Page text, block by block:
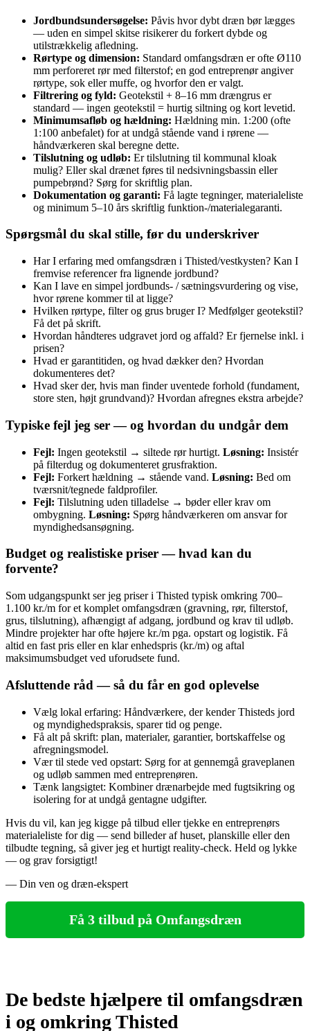
Jordbundsundersøgelse: Påvis hvor dybt dræn bør lægges
— uden en simpel skitse risikerer du forkert dybde og
utilstrækkelig afledning.
Rørtype og dimension: Standard omfangsdræn er ofte Ø110
mm perforeret rør med filterstof; en god entreprenør angiver
rørtype, sok eller muffe, og hvorfor den er valgt.
Filtrering og fyld: Geotekstil + 8–16 mm drængrus er
standard — ingen geotekstil = hurtig siltning og kort levetid.
Minimumsafløb og hældning: Hældning min. 1:200 (ofte
1:100 anbefalet) for at undgå stående vand i rørene —
håndværkeren skal beregne dette.
Tilslutning og udløb: Er tilslutning til kommunal kloak
mulig? Eller skal drænet føres til nedsivningsbassin eller
pumpebrønd? Sørg for skriftlig plan.
Dokumentation og garanti: Få lagte tegninger, materialeliste
og minimum 5–10 års skriftlig funktion-/materialegaranti.
Spørgsmål du skal stille, før du underskriver
Har I erfaring med omfangsdræn i Thisted/vestkysten? Kan I
fremvise referencer fra lignende jordbund?
Kan I lave en simpel jordbunds- / sætningsvurdering og vise,
hvor rørene kommer til at ligge?
Hvilken rørtype, filter og grus bruger I? Medfølger geotekstil?
Få det på skrift.
Hvordan håndteres udgravet jord og affald? Er fjernelse inkl. i
prisen?
Hvad er garantitiden, og hvad dækker den? Hvordan
dokumenteres det?
Hvad sker der, hvis man finder uventede forhold (fundament,
store sten, højt grundvand)? Hvordan afregnes ekstra arbejde?
Typiske fejl jeg ser — og hvordan du undgår dem
Fejl: Ingen geotekstil → siltede rør hurtigt. Løsning: Insistér
på filterdug og dokumenteret grusfraktion.
Fejl: Forkert hældning → stående vand. Løsning: Bed om
tværsnit/tegnede faldprofiler.
Fejl: Tilslutning uden tilladelse → bøder eller krav om
ombygning. Løsning: Spørg håndværkeren om ansvar for
myndighedsansøgning.
Budget og realistiske priser — hvad kan du
forvente?
Som udgangspunkt ser jeg priser i Thisted typisk omkring 700–
1.100 kr./m for et komplet omfangsdræn (gravning, rør, filterstof,
grus, tilslutning), afhængigt af adgang, jordbund og krav til udløb.
Mindre projekter har ofte højere kr./m pga. opstart og logistik. Få
altid en fast pris eller en klar enhedspris (kr./m) og aftal
maksimumsbudget ved uforudsete fund.
Afsluttende råd — så du får en god oplevelse
Vælg lokal erfaring: Håndværkere, der kender Thisteds jord
og myndighedspraksis, sparer tid og penge.
Få alt på skrift: plan, materialer, garantier, bortskaffelse og
afregningsmodel.
Vær til stede ved opstart: Sørg for at gennemgå graveplanen
og udløb sammen med entreprenøren.
Tænk langsigtet: Kombiner drænarbejde med fugtsikring og
isolering for at undgå gentagne udgifter.
Hvis du vil, kan jeg kigge på tilbud eller tjekke en entreprenørs
materialeliste for dig — send billeder af huset, planskille eller den
tilbudte tegning, så giver jeg et hurtigt reality-check. Held og lykke
— og grav forsigtigt!
— Din ven og dræn-ekspert
Få 3 tilbud på Omfangsdræn
De bedste hjælpere til omfangsdræn
i og omkring Thisted